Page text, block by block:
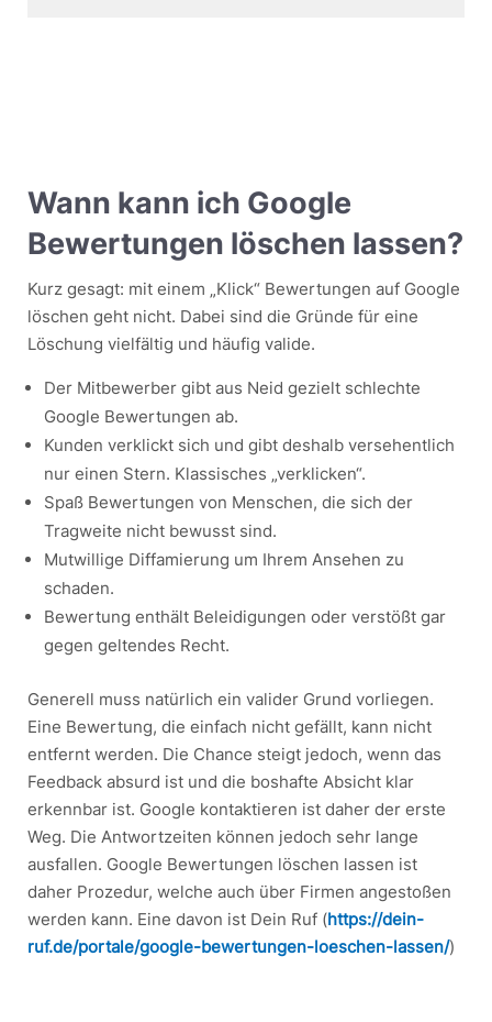
Wann kann ich Google
Bewertungen löschen lassen?
Kurz gesagt: mit einem „Klick“ Bewertungen auf Google
löschen geht nicht. Dabei sind die Gründe für eine
Löschung vielfältig und häufig valide.
Der Mitbewerber gibt aus Neid gezielt schlechte
Google Bewertungen ab.
Kunden verklickt sich und gibt deshalb versehentlich
nur einen Stern. Klassisches „verklicken“.
Spaß Bewertungen von Menschen, die sich der
Tragweite nicht bewusst sind.
Mutwillige Diffamierung um Ihrem Ansehen zu
schaden.
Bewertung enthält Beleidigungen oder verstößt gar
gegen geltendes Recht.
Generell muss natürlich ein valider Grund vorliegen.
Eine Bewertung, die einfach nicht gefällt, kann nicht
entfernt werden. Die Chance steigt jedoch, wenn das
Feedback absurd ist und die boshafte Absicht klar
erkennbar ist. Google kontaktieren ist daher der erste
Weg. Die Antwortzeiten können jedoch sehr lange
ausfallen. Google Bewertungen löschen lassen ist
daher Prozedur, welche auch über Firmen angestoßen
werden kann. Eine davon ist Dein Ruf (https://dein-
ruf.de/portale/google-bewertungen-loeschen-lassen/)